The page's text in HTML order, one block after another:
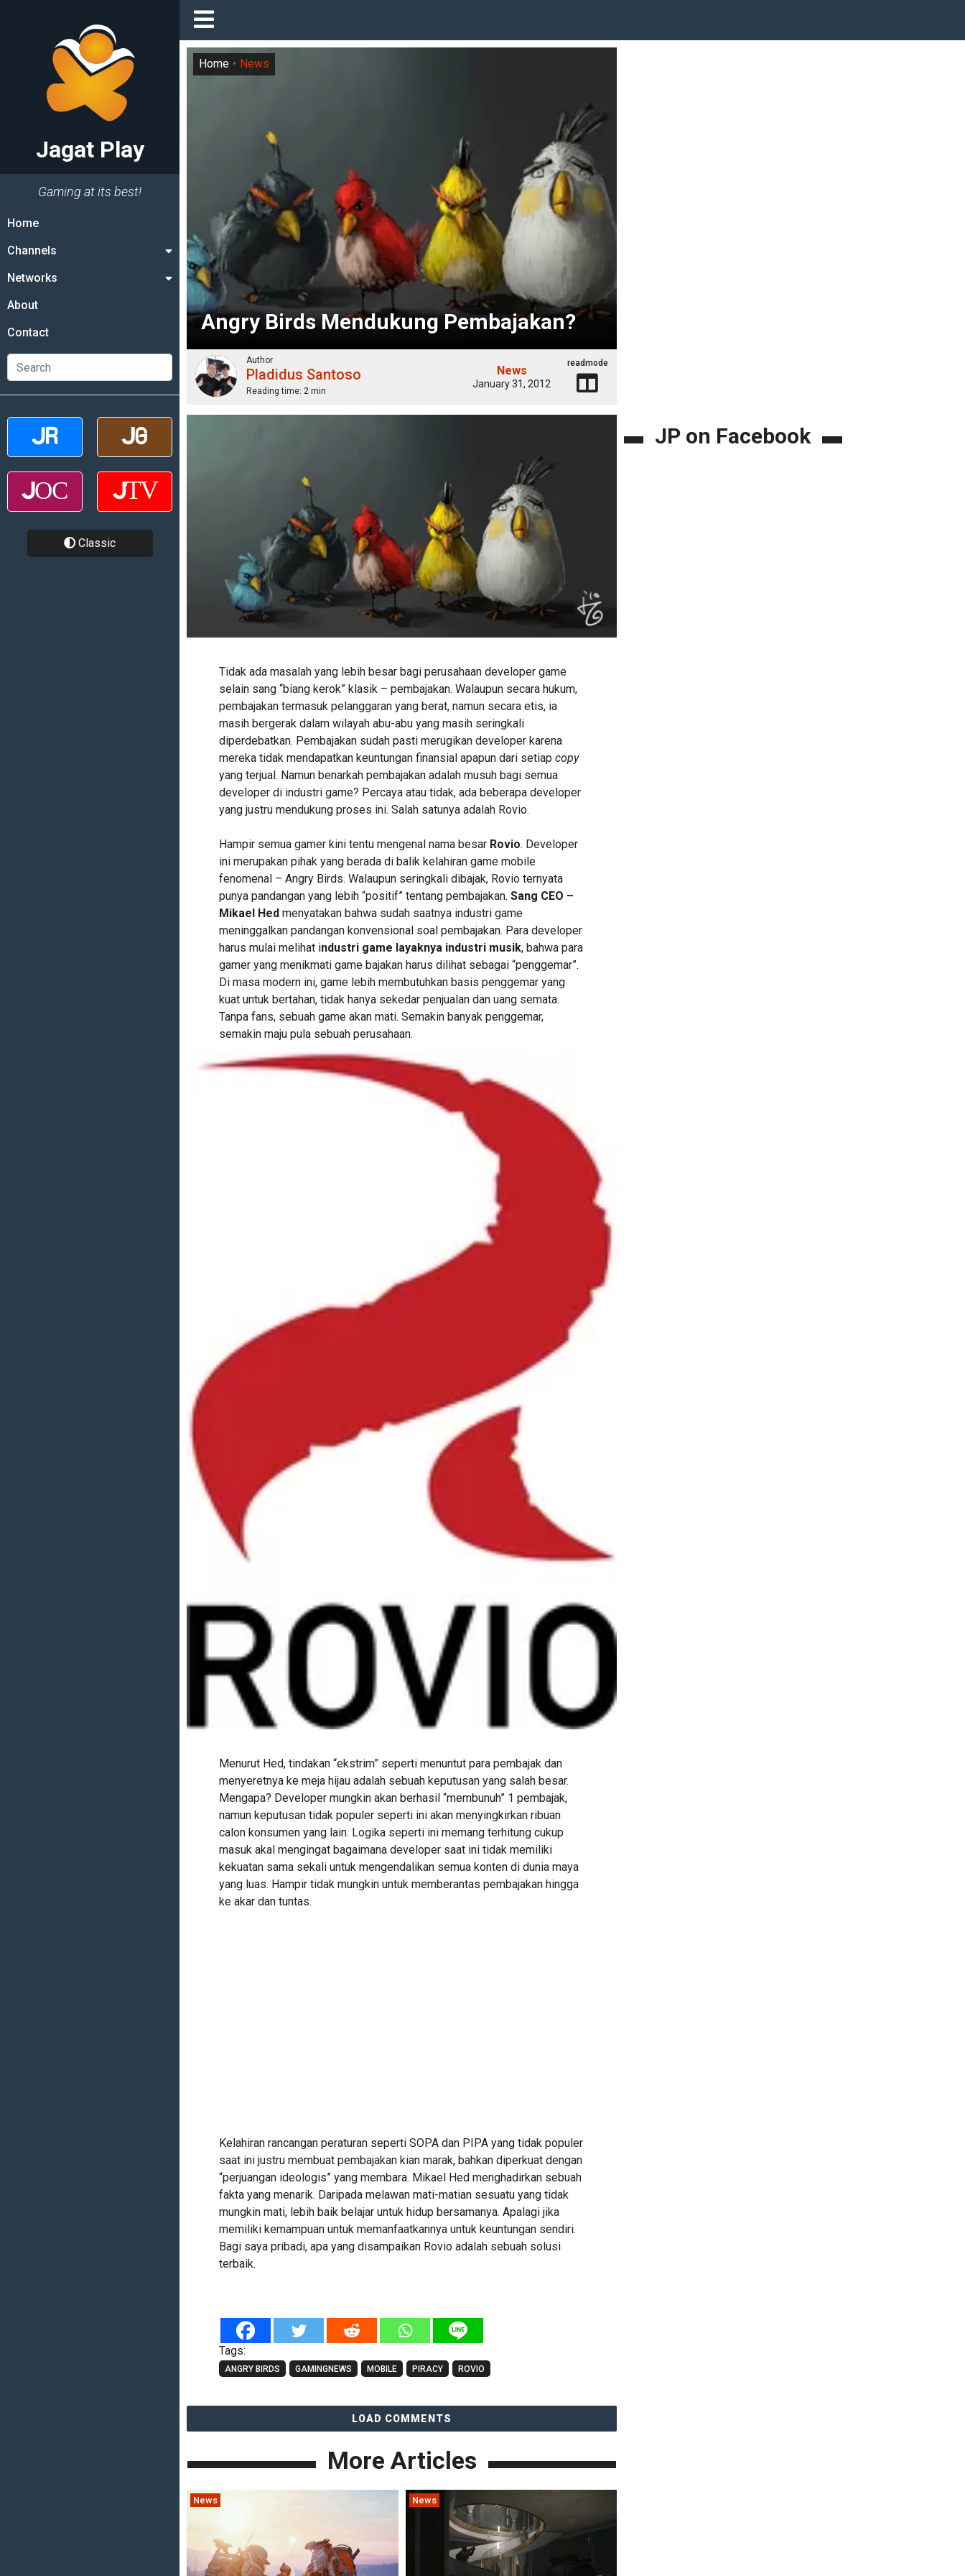
Jagat Play
Gaming at its best!
Home
Channels
Networks
About
Contact
Classic
Angry Birds Mendukung Pembajakan?
Home News
Author
Pladidus Santoso
Reading time: 2 min
News
January 31, 2012
readmode
Tidak ada masalah yang lebih besar bagi perusahaan developer game
selain sang “biang kerok” klasik – pembajakan. Walaupun secara hukum,
pembajakan termasuk pelanggaran yang berat, namun secara etis, ia
masih bergerak dalam wilayah abu-abu yang masih seringkali
diperdebatkan. Pembajakan sudah pasti merugikan developer karena
mereka tidak mendapatkan keuntungan finansial apapun dari setiap copy
yang terjual. Namun benarkah pembajakan adalah musuh bagi semua
developer di industri game? Percaya atau tidak, ada beberapa developer
yang justru mendukung proses ini. Salah satunya adalah Rovio.
Hampir semua gamer kini tentu mengenal nama besarRovio. Developer
ini merupakan pihak yang berada di balik kelahiran game mobile
fenomenal – Angry Birds. Walaupun seringkali dibajak, Rovio ternyata
punya pandangan yang lebih “positif” tentang pembajakan. Sang CEO –
Mikael Hed menyatakan bahwa sudah saatnya industri game
meninggalkan pandangan konvensional soal pembajakan. Para developer
harus mulai melihat industri game layaknya industri musik, bahwa para
gamer yang menikmati game bajakan harus dilihat sebagai “penggemar”.
Di masa modern ini, game lebih membutuhkan basis penggemar yang
kuat untuk bertahan, tidak hanya sekedar penjualan dan uang semata.
Tanpa fans, sebuah game akan mati. Semakin banyak penggemar,
semakin maju pula sebuah perusahaan.
Menurut Hed, tindakan “ekstrim” seperti menuntut para pembajak dan
menyeretnya ke meja hijau adalah sebuah keputusan yang salah besar.
Mengapa? Developer mungkin akan berhasil “membunuh” 1 pembajak,
namun keputusan tidak populer seperti ini akan menyingkirkan ribuan
calon konsumen yang lain. Logika seperti ini memang terhitung cukup
masuk akal mengingat bagaimana developer saat ini tidak memiliki
kekuatan sama sekali untuk mengendalikan semua konten di dunia maya
yang luas. Hampir tidak mungkin untuk memberantas pembajakan hingga
ke akar dan tuntas.
Kelahiran rancangan peraturan seperti SOPA dan PIPA yang tidak populer
saat ini justru membuat pembajakan kian marak, bahkan diperkuat dengan
“perjuangan ideologis” yang membara. Mikael Hed menghadirkan sebuah
fakta yang menarik. Daripada melawan mati-matian sesuatu yang tidak
mungkin mati, lebih baik belajar untuk hidup bersamanya. Apalagi jika
memiliki kemampuan untuk memanfaatkannya untuk keuntungan sendiri.
Bagi saya pribadi, apa yang disampaikan Rovio adalah sebuah solusi
terbaik.
Tags:
ANGRY BIRDS GAMINGNEWS MOBILE PIRACY ROVIO
LOAD COMMENTS
More Articles
News News
JP on Facebook